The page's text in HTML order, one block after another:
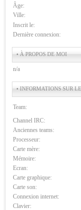
Âge:
Ville:
Inscrit le:
Dernière connexion:
• À PROPOS DE MOI
n/a
• INFORMATIONS SUR
Team:
Channel IRC:
Anciennes teams:
Processeur:
Carte mère:
Mémoire:
Ecran:
Carte graphique:
Carte son:
Connexion internet:
Clavier: